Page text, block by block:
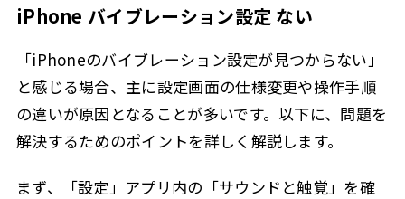
iPhone バイブレーション設定 ない
「iPhoneのバイブレーション設定が見つからない」
と感じる場合、主に設定画面の仕様変更や操作手順
の違いが原因となることが多いです。以下に、問題を
解決するためのポイントを詳しく解説します。
まず、「設定」アプリ内の「サウンドと触覚」を確